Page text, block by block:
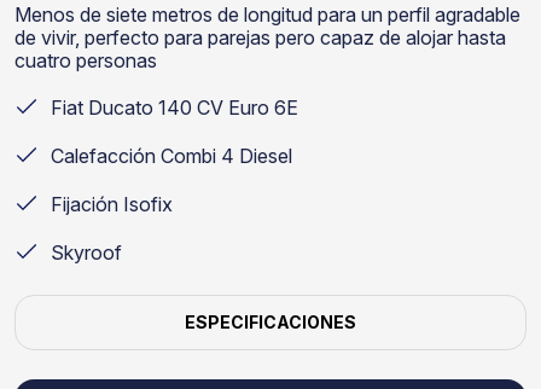
Menos de siete metros de longitud para un perfil agradable
de vivir, perfecto para parejas pero capaz de alojar hasta
cuatro personas
Fiat Ducato 140 CV Euro 6E
Calefacción Combi 4 Diesel
Fijación Isofix
Skyroof
ESPECIFICACIONES